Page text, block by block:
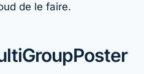
de le faire.